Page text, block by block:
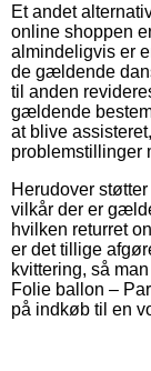
Et andet
online shoppen
almindeligvis er
de gældende
til anden
gældende
at blive
problemstillinger
Herudover
vilkår der er
hvilken returret
er det tillige
kvittering, så
Folie ballon –
på indkøb til en